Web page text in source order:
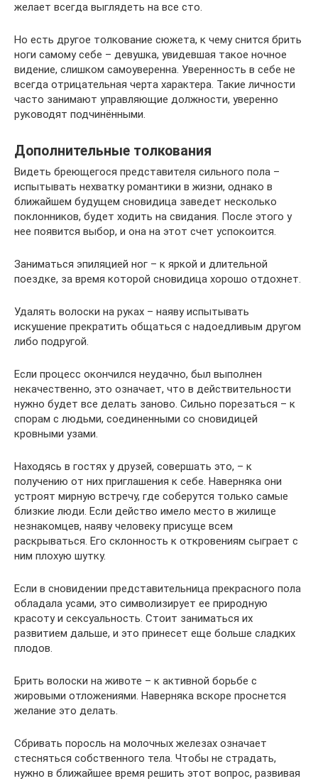
желает всегда выглядеть на все сто.
Но есть другое толкование сюжета, к чему снится брить
ноги самому себе – девушка, увидевшая такое ночное
видение, слишком самоуверенна. Уверенность в себе не
всегда отрицательная черта характера. Такие личности
часто занимают управляющие должности, уверенно
руководят подчинёнными.
Дополнительные толкования
Видеть бреющегося представителя сильного пола –
испытывать нехватку романтики в жизни, однако в
ближайшем будущем сновидица заведет несколько
поклонников, будет ходить на свидания. После этого у
нее появится выбор, и она на этот счет успокоится.
Заниматься эпиляцией ног – к яркой и длительной
поездке, за время которой сновидица хорошо отдохнет.
Удалять волоски на руках – наяву испытывать
искушение прекратить общаться с надоедливым другом
либо подругой.
Если процесс окончился неудачно, был выполнен
некачественно, это означает, что в действительности
нужно будет все делать заново. Сильно порезаться – к
спорам с людьми, соединенными со сновидицей
кровными узами.
Находясь в гостях у друзей, совершать это, – к
получению от них приглашения к себе. Наверняка они
устроят мирную встречу, где соберутся только самые
близкие люди. Если действо имело место в жилище
незнакомцев, наяву человеку присуще всем
раскрываться. Его склонность к откровениям сыграет с
ним плохую шутку.
Если в сновидении представительница прекрасного пола
обладала усами, это символизирует ее природную
красоту и сексуальность. Стоит заниматься их
развитием дальше, и это принесет еще больше сладких
плодов.
Брить волоски на животе – к активной борьбе с
жировыми отложениями. Наверняка вскоре проснется
желание это делать.
Сбривать поросль на молочных железах означает
стесняться собственного тела. Чтобы не страдать,
нужно в ближайшее время решить этот вопрос, развивая